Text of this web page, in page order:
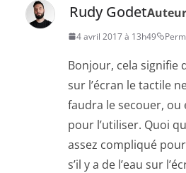
Rudy Godet
4 avril 2017 à 13h49
Bonjour, cela signifie
sur l’écran le tactile
faudra le secouer, ou
pour l’utiliser. Quoi
assez compliqué
s’il y a de l’eau sur